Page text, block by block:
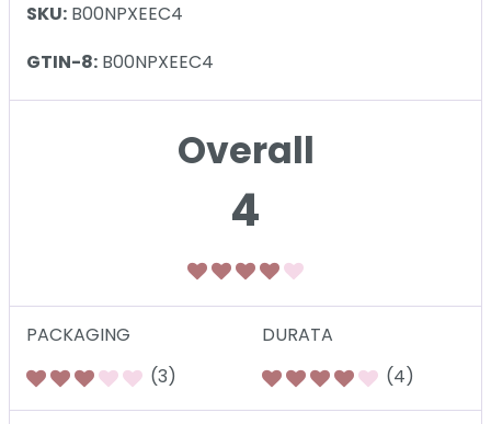
SKU: B00NPXEEC4
GTIN-8: B00NPXEEC4
Overall
4
PACKAGING
(3)
DURATA
(4)